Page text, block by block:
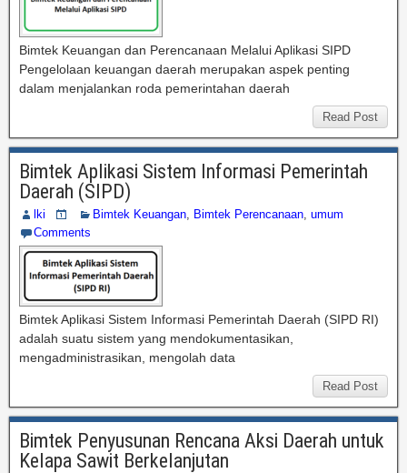
Bimtek Keuangan dan Perencanaan Melalui Aplikasi SIPD
Pengelolaan keuangan daerah merupakan aspek penting
dalam menjalankan roda pemerintahan daerah
Read Post
Bimtek Aplikasi Sistem Informasi Pemerintah
Daerah (SIPD)
lki Bimtek Keuangan, Bimtek Perencanaan, umum
Comments
Bimtek Aplikasi Sistem Informasi Pemerintah Daerah (SIPD RI)
adalah suatu sistem yang mendokumentasikan,
mengadministrasikan, mengolah data
Read Post
Bimtek Penyusunan Rencana Aksi Daerah untuk
Kelapa Sawit Berkelanjutan